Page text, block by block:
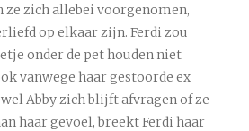
ze zich allebei voorgenomen,
op elkaar zijn. Ferdi zou
onder de pet houden niet
vanwege haar gestoorde ex
Abby zich blijft afvragen of ze
haar gevoel, breekt Ferdi haar